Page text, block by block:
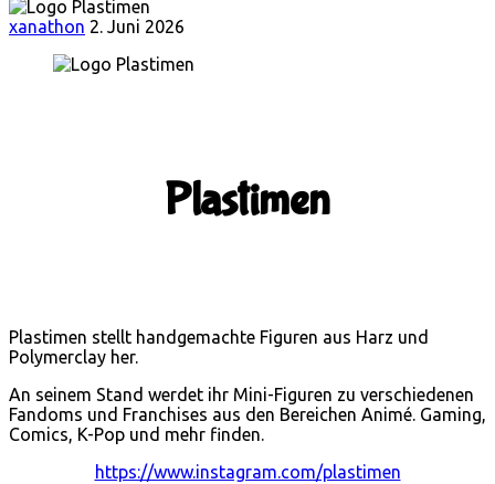
xanathon 2. Juni 2026
Plastimen
Plastimen stellt handgemachte Figuren aus Harz und
Polymerclay her.
An seinem Stand werdet ihr Mini-Figuren zu verschiedenen
Fandoms und Franchises aus den Bereichen Animé. Gaming,
Comics, K-Pop und mehr finden.
https://www.instagram.com/plastimen